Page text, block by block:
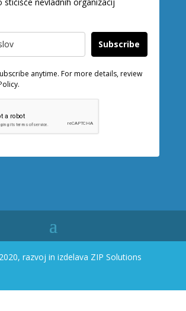
Subscribe
anytime. For more details, review
razvoj in izdelava ZIP Solutions